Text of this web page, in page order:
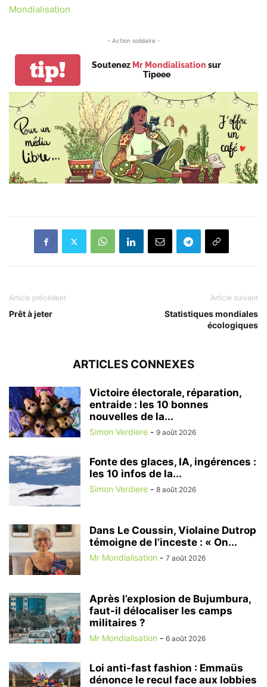
Mondialisation
- Action solidaire -
tip! Soutenez Mr Mondialisation sur
Tipeee
Article précédent
Prêt à jeter
Article suivant
Statistiques mondiales
écologiques
ARTICLES CONNEXES
Victoire électorale, réparation,
entraide : les 10 bonnes
nouvelles de la...
Simon Verdiere - 9 août 2026
Fonte des glaces, IA, ingérences :
les 10 infos de la...
Simon Verdiere - 8 août 2026
Dans Le Coussin, Violaine Dutrop
témoigne de l’inceste : « On...
Mr Mondialisation - 7 août 2026
Après l’explosion de Bujumbura,
faut-il délocaliser les camps
militaires ?
Mr Mondialisation - 6 août 2026
Loi anti-fast fashion : Emmaüs
dénonce le recul face aux lobbies